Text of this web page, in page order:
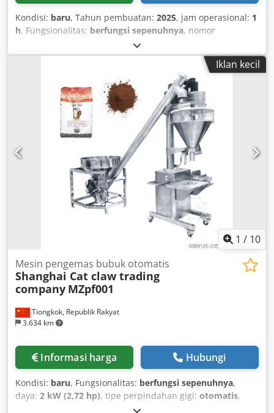
Kondisi: baru, Tahun pembuatan: 2025, jam operasional: 1
h, Fungsionalitas: berfungsi sepenuhnya, nomor
MZsmcs01, jenis arus masuk:
Perlengkapan:Penandaan CE, Mesin ini dapat digunakan
untuk menyegel kaleng berbentuk bulat, seperti kaleng
aluminium, kaleng easy open, kaleng besi, kaleng plastik,
kaleng kertas, dan sejenisnya. Dkedpex Anciefx Afhsr
Iklan kecil
1 / 10
Tiongkok, Republik Rakyat
3.634 km
Mesin pengemas bubuk otomatis
Shanghai Cat claw trading
company MZpf001
Informasi harga Hubungi
Kondisi: baru, Fungsionalitas: berfungsi sepenuhnya,
daya: 2 kW (2,72 hp), tipe perpindahan gigi: otomatis,
, warna: